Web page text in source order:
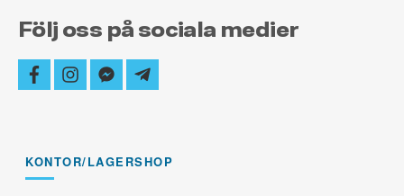
Följ oss på sociala medier
facebookinstagram
facebook-
messenger
telegram-
plane
KONTOR/LAGERSHOP